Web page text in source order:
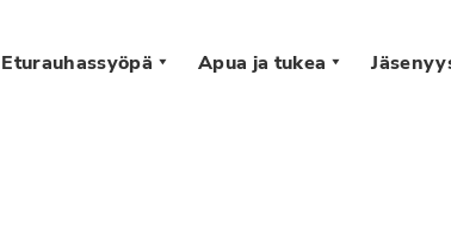
Eturauhassyöpä Apua ja tukea